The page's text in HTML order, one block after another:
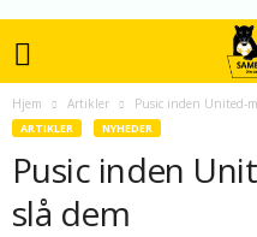
Hjem Artikler Pusic inden United-
ARTIKLER NYHEDER
Pusic inden
slå dem